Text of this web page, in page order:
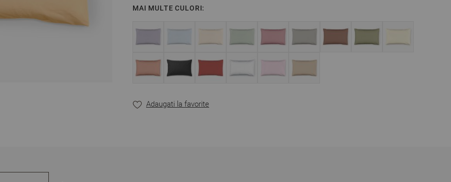
Culoare: Ocru
Mărime: 50/70 cm
** Fotografiile sunt orientative. Poate varia ușor culoarea sau tonalitatea.
MAI MULTE CULORI:
Adaugati la favorite